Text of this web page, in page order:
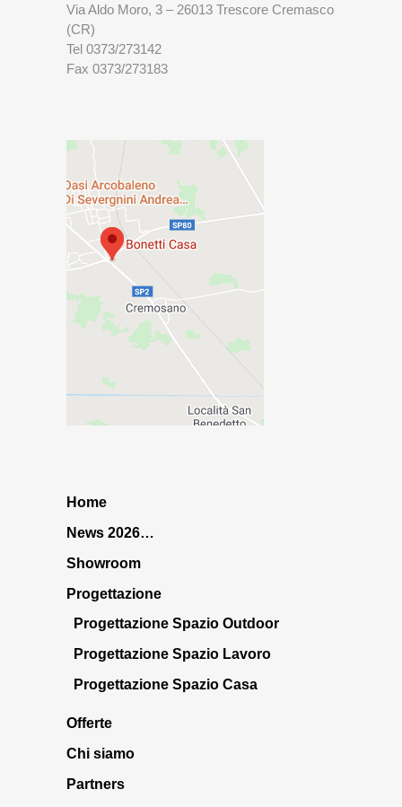
Via Aldo Moro, 3 – 26013 Trescore Cremasco
(CR)
Tel 0373/273142
Fax 0373/273183
Home
News 2026…
Showroom
Progettazione
Progettazione Spazio Outdoor
Progettazione Spazio Lavoro
Progettazione Spazio Casa
Offerte
Chi siamo
Partners